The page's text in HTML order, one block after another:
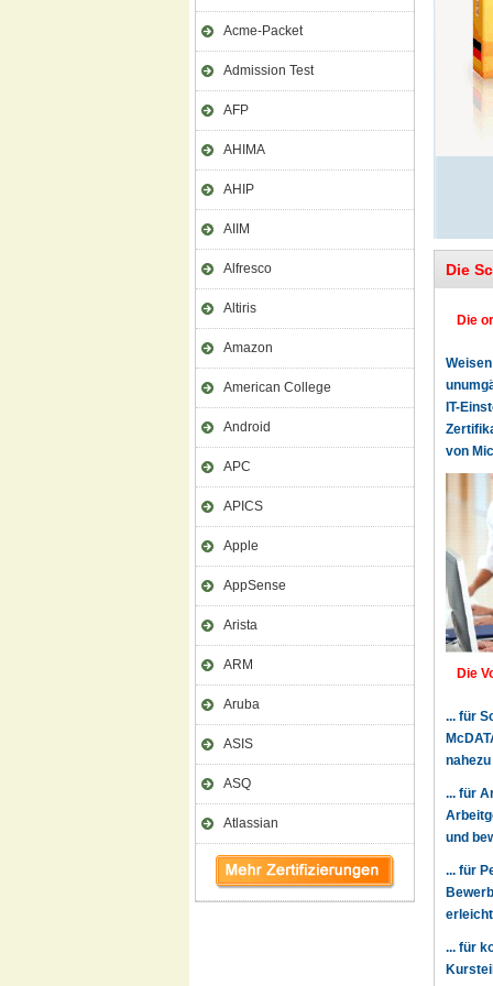
Acme-Packet
Admission Test
AFP
AHIMA
AHIP
AIIM
Alfresco
Altiris
Amazon
American College
Android
APC
APICS
Apple
AppSense
Arista
ARM
Aruba
ASIS
ASQ
Atlassian
Die
Die
IT-
von
Die
... für
... für
und
... für
... für